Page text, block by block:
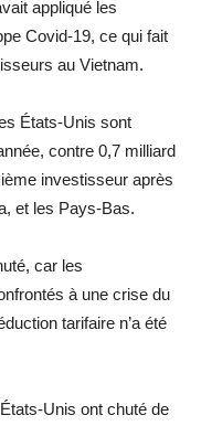
appliqué les
Covid-19, ce qui fait
au Vietnam.
États-Unis sont
contre 0,7 milliard
investisseur après
et les Pays-Bas.
car les
à une crise du
tarifaire n’a été
Unis ont chuté de